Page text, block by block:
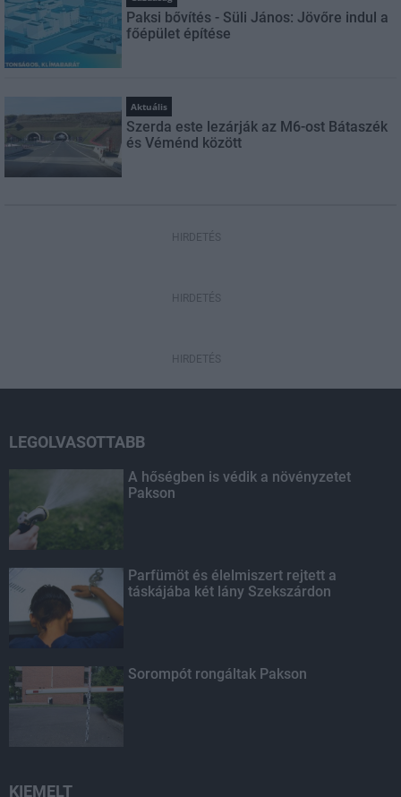
Paksi bővítés - Süli János: Jövőre indul a
főépület építése
Aktuális
Szerda este lezárják az M6-ost Bátaszék
és Véménd között
HIRDETÉS
HIRDETÉS
HIRDETÉS
LEGOLVASOTTABB
A hőségben is védik a növényzetet
Pakson
Parfümöt és élelmiszert rejtett a
táskájába két lány Szekszárdon
Sorompót rongáltak Pakson
KIEMELT